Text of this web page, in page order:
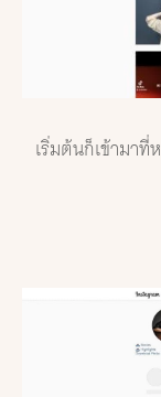
เริ่มต้นก็เข้ามาที่